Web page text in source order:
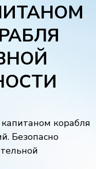
корабля
Безопасно